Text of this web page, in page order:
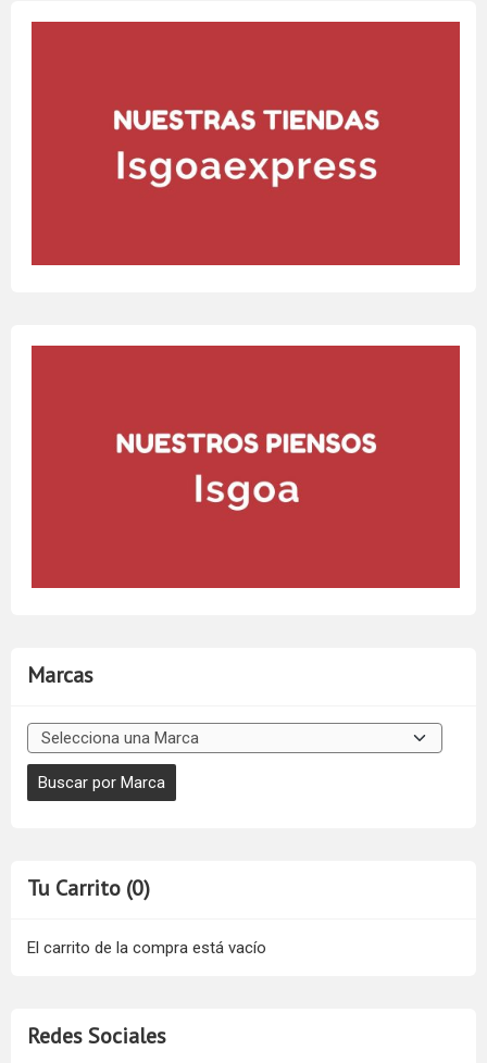
Marcas
Tu Carrito (0)
El carrito de la compra está vacío
Redes Sociales